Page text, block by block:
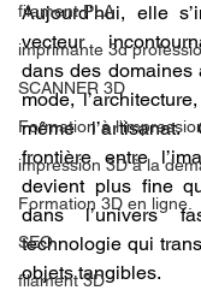
filament PLA
imprimante 3d
SCANNER 3D
Formation à
impression 3D à la
Formation 3D en ligne.
SEO
filament 3D
Aujourd’hui, elle
vecteur
dans des
mode,
même
frontière entre
devient plus fine
dans l’univers
technologie qui
objets tangibles.